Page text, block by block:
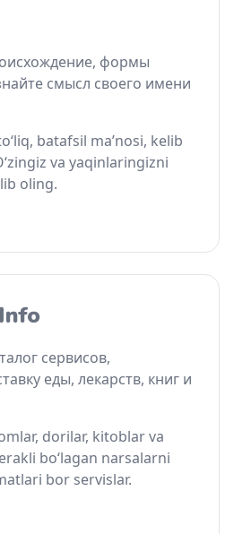
формы
смысл своего имени
batafsil ma’nosi, kelib
va yaqinlaringizni
oling.
сервисов,
еды, лекарств, книг и
dorilar, kitoblar va
bo‘lagan narsalarni
bor servislar.